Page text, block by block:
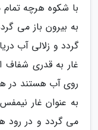
با شکوه هرچه
به بیرون باز می
گردد و زلالی آب
غار به قدری
روی آب هستند در
به عنوان غار
می گردد و در رود